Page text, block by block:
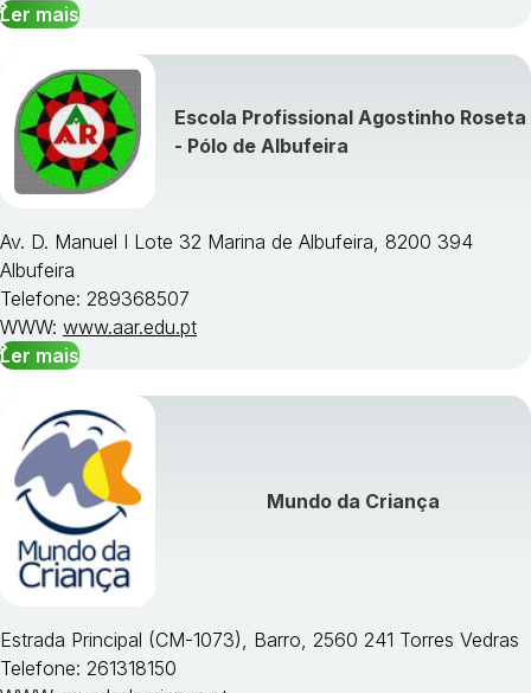
Ler mais
Escola Profissional Agostinho Roseta
- Pólo de Albufeira
Av. D. Manuel I Lote 32 Marina de Albufeira, 8200 394
Albufeira
Telefone: 289368507
WWW: www.aar.edu.pt
Ler mais
Mundo da Criança
Estrada Principal (CM-1073), Barro, 2560 241 Torres Vedras
Telefone: 261318150